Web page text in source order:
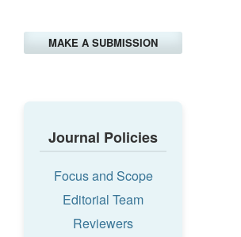
MAKE A SUBMISSION
Journal Policies
Focus and Scope
Editorial Team
Reviewers